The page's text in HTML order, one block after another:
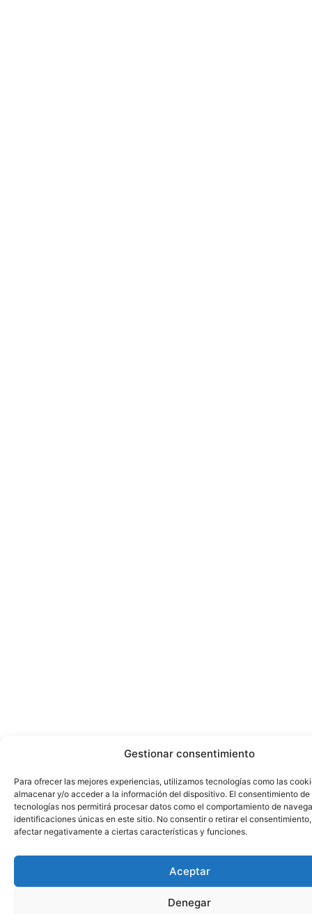
Gestionar consentimiento
Para ofrecer las mejores experiencias, utilizamos tecnologías como las
almacenar y/o acceder a la información del dispositivo. El consentimiento de
tecnologías nos permitirá procesar datos como el comportamiento de
identificaciones únicas en este sitio. No consentir o retirar el
afectar negativamente a ciertas características y funciones.
Aceptar
Denegar